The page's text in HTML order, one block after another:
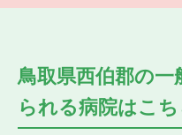
鳥取県西伯郡の一
られる病院はこち